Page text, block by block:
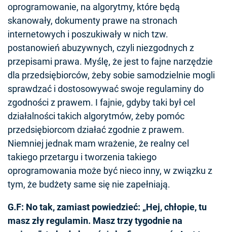
oprogramowanie, na algorytmy, które będą
skanowały, dokumenty prawe na stronach
internetowych i poszukiwały w nich tzw.
postanowień abuzywnych, czyli niezgodnych z
przepisami prawa. Myślę, że jest to fajne narzędzie
dla przedsiębiorców, żeby sobie samodzielnie mogli
sprawdzać i dostosowywać swoje regulaminy do
zgodności z prawem. I fajnie, gdyby taki był cel
działalności takich algorytmów, żeby pomóc
przedsiębiorcom działać zgodnie z prawem.
Niemniej jednak mam wrażenie, że realny cel
takiego przetargu i tworzenia takiego
oprogramowania może być nieco inny, w związku z
tym, że budżety same się nie zapełniają.
G.F: No tak, zamiast powiedzieć: „Hej, chłopie, tu
masz zły regulamin. Masz trzy tygodnie na